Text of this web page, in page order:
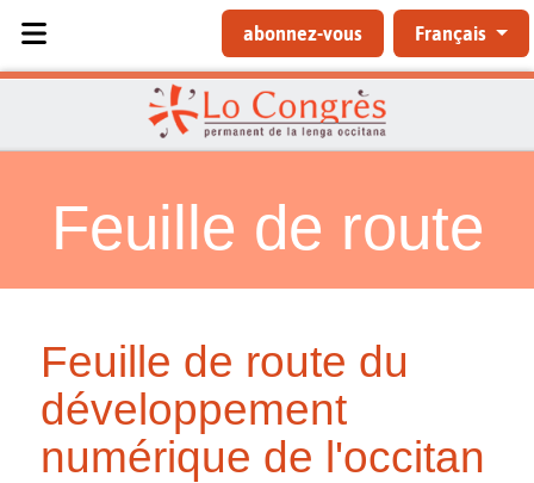
abonnez-vous Français
Feuille de route
Feuille de route du
développement
numérique de l'occitan